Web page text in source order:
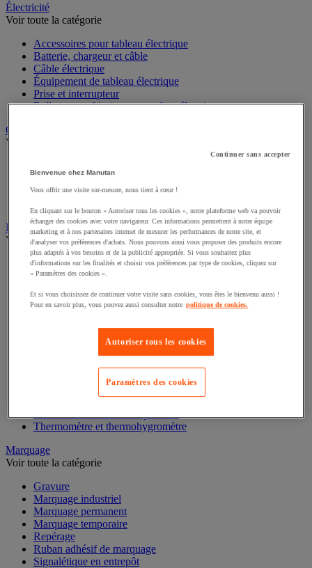
Électricité
Voir toute la catégorie
Accessoires pour tableau électrique
Batterie, chargeur et câble
Câble électrique
Équipement de tableau électrique
Prise et interrupteur
Rallonge, multiprise et enrouleur électrique
Graissage et lubrifiant
Voir toute la catégorie
Graisse et huile
Lubrifiant et dégrippant
Instrument de mesure
Voir toute la catégorie
Balance industrielle
Compteur et compteur-métreur
Équipement optique
Mesure de distance
Mesure de la vitesse
Mesure du temps
Mesure et repère de chantier
Mesure topographique
Thermomètre et thermohygromètre
Marquage
Voir toute la catégorie
Gravure
Marquage industriel
Marquage permanent
Marquage temporaire
Repérage
Ruban adhésif de marquage
Signalétique en entrepôt
Continuer sans accepter
Bienvenue chez Manutan
Vous offrir une visite sur-mesure, nous tient à cœur !
En cliquant sur le bouton « Autoriser tous les cookies », notre plateforme web va pouvoir
échanger des cookies avec votre navigateur. Ces informations permettent à notre équipe
marketing et à nos partenaires internet de mesurer les performances de notre site, et
d'analyser vos préférences d'achats. Nous pouvons ainsi vous proposer des produits encore
plus adaptés à vos besoins et de la publicité appropriée. Si vous souhaitez plus
d'informations sur les finalités et choisir vos préférences par type de cookies, cliquez sur
« Paramètres des cookies ».
Et si vous choisissez de continuer votre visite sans cookies, vous êtes le bienvenu aussi !
Pour en savoir plus, vous pouvez aussi consulter notre politique de cookies.
Autoriser tous les cookies
Paramètres des cookies